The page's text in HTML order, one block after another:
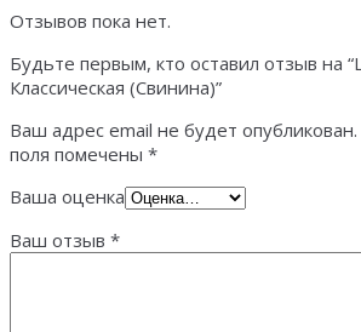
Отзывов пока нет.
Будьте первым, кто оставил отзыв на
Классическая (Свинина)”
Ваш адрес email не будет опубликован.
поля помечены *
Ваша оценка
Ваш отзыв *